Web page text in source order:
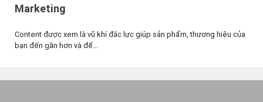
Marketing
Content được xem là vũ khí đắc lực giúp sản phẩm, thương hiệu của
bạn đến gần hơn và để...